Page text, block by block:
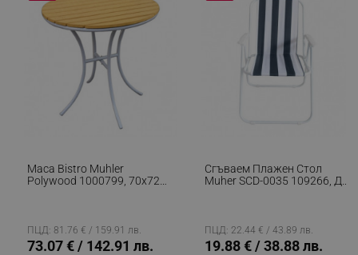
Маса Bistro Muhler
Polywood 1000799, 70х72
ПЦД: 81.76 € / 159.91 лв.
73.07 € / 142.91 лв.
Сгъваем Плажен Стол
Muher SCD-0035 109266, До
ПЦД: 22.44 € / 43.89 лв.
19.88 € / 38.88 лв.